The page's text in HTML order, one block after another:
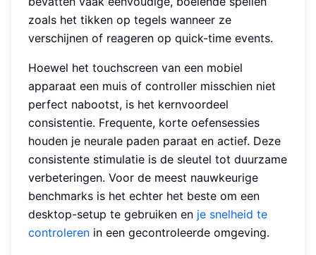
zoals het tikken op tegels wanneer ze
verschijnen of reageren op quick-time events.
Hoewel het touchscreen van een mobiel
apparaat een muis of controller misschien niet
perfect nabootst, is het kernvoordeel
consistentie. Frequente, korte oefensessies
houden je neurale paden paraat en actief. Deze
consistente stimulatie is de sleutel tot duurzame
verbeteringen. Voor de meest nauwkeurige
benchmarks is het echter het beste om een
desktop-setup te gebruiken en je snelheid te
controleren in een gecontroleerde omgeving.